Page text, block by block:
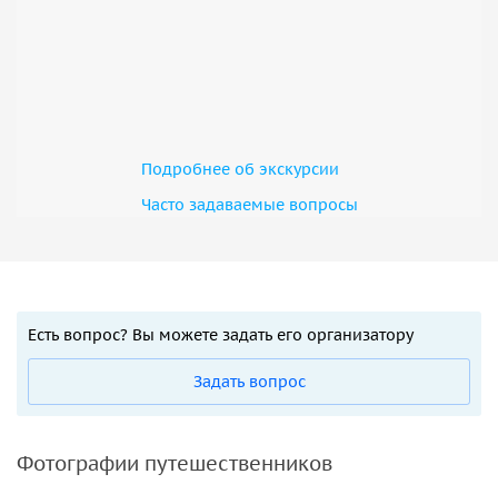
Подробнее об экскурсии
Часто задаваемые вопросы
Есть вопрос? Вы можете задать его организатору
Задать вопрос
Фотографии путешественников